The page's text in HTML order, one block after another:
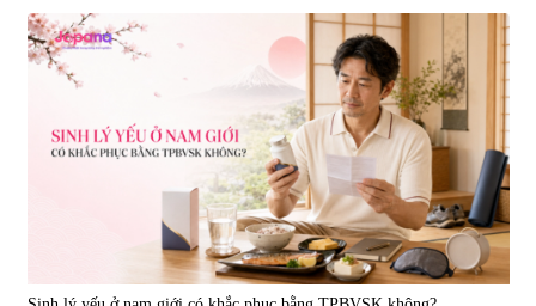
Tẩy tế bào chết Nichiei Bussan
Nano NMN+ Peeling Gel
1.490.000 đ
Viên uống hỗ trợ bền thành
mạch, ngừa tai biến Elastin Plus
& Nattokinase Hokoen 80 viên
|0
980.000 đ